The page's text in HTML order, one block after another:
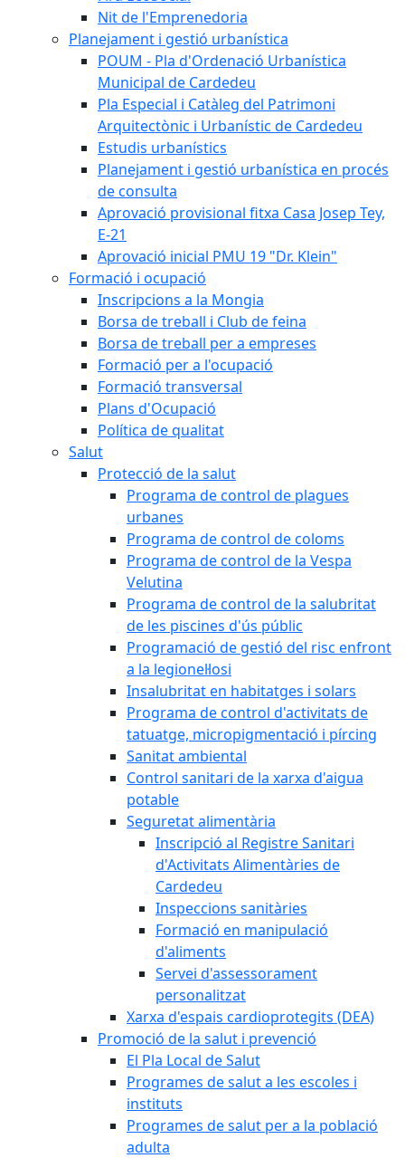
Nit de l'Emprenedoria
Planejament i gestió urbanística
POUM - Pla d'Ordenació Urbanística
Municipal de Cardedeu
Pla Especial i Catàleg del Patrimoni
Arquitectònic i Urbanístic de Cardedeu
Estudis urbanístics
Planejament i gestió urbanística en procés
de consulta
Aprovació provisional fitxa Casa Josep Tey,
E-21
Aprovació inicial PMU 19 "Dr. Klein"
Formació i ocupació
Inscripcions a la Mongia
Borsa de treball i Club de feina
Borsa de treball per a empreses
Formació per a l'ocupació
Formació transversal
Plans d'Ocupació
Política de qualitat
Salut
Protecció de la salut
Programa de control de plagues
urbanes
Programa de control de coloms
Programa de control de la Vespa
Velutina
Programa de control de la salubritat
de les piscines d'ús públic
Programació de gestió del risc enfront
a la legionel·losi
Insalubritat en habitatges i solars
Programa de control d'activitats de
tatuatge, micropigmentació i pírcing
Sanitat ambiental
Control sanitari de la xarxa d'aigua
potable
Seguretat alimentària
Inscripció al Registre Sanitari
d'Activitats Alimentàries de
Cardedeu
Inspeccions sanitàries
Formació en manipulació
d'aliments
Servei d'assessorament
personalitzat
Xarxa d'espais cardioprotegits (DEA)
Promoció de la salut i prevenció
El Pla Local de Salut
Programes de salut a les escoles i
instituts
Programes de salut per a la població
adulta